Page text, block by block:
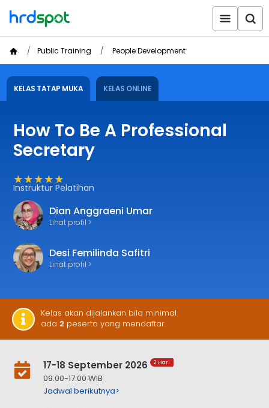
Public Training People Development
KELAS TATAP MUKA KELAS ONLINE
How To Be A Professional
Secretary
★★★★★
Instruktur Pelatihan
Dian Anggraeni Umar
Lihat profil >
Desi Femilinda Safitri
Lihat profil >
Kelas akan dijalankan bila minimal
ada 2 peserta yang mendaftar.
17-18 September 2026 2 Hari
09.00-17.00 WIB
Jadwal berikutnya>